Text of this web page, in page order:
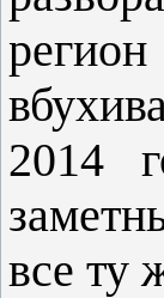
2014
все ту